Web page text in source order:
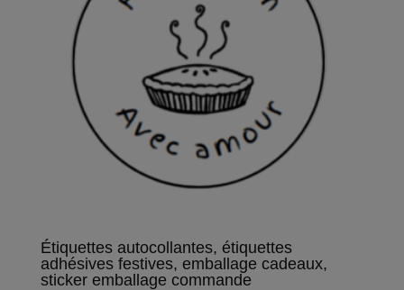
Étiquettes autocollantes, étiquettes
adhésives festives, emballage cadeaux,
sticker emballage commande